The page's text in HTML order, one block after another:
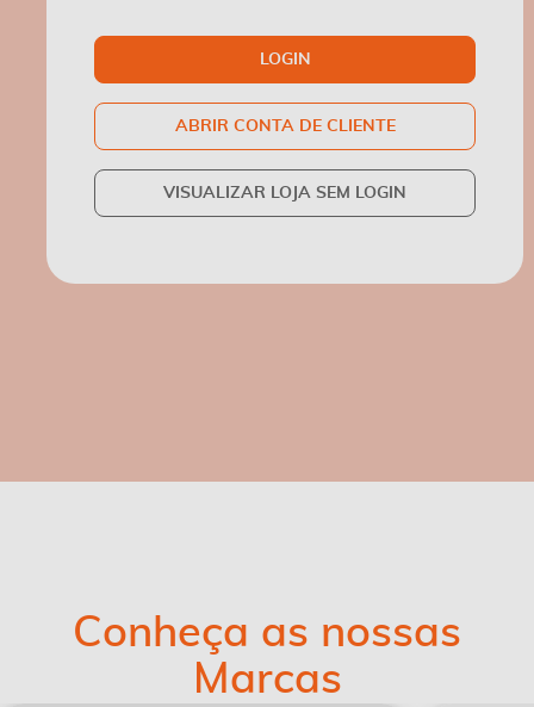
LOGIN
ABRIR CONTA DE CLIENTE
VISUALIZAR LOJA SEM LOGIN
Conheça as nossas
Marcas